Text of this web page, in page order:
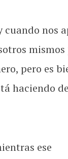
nos
mismos
pero es
haciendo
ese